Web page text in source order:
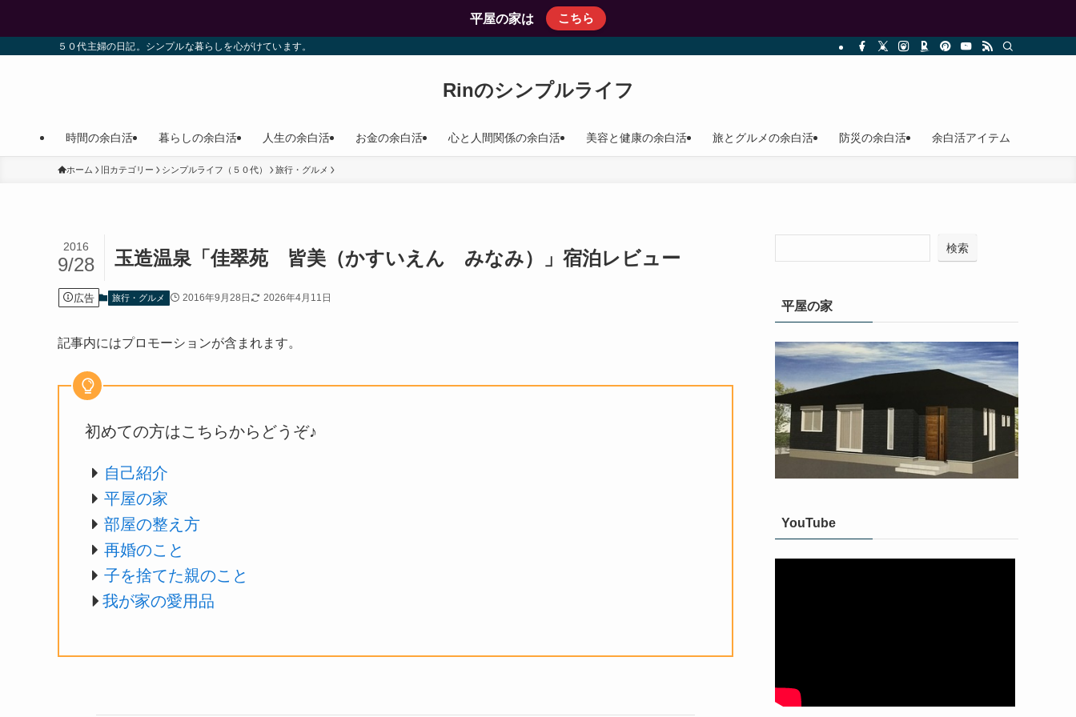
平屋の家は こちら
５０代主婦の日記。シンプルな暮らしを心がけています。
Rinのシンプルライフ
時間の余白活 暮らしの余白活 人生の余白活 お金の余白活 心と人間関係の余白活 美容と健康の余白活 旅とグルメの余白活 防災の余白活 余白活アイテム
ホーム 旧カテゴリー シンプルライフ（５０代） 旅行・グルメ
玉造温泉「佳翠苑 皆美（かすいえん みなみ）」宿泊レビュー
2016
9/28
広告 旅行・グルメ 2016年9月28日 2026年4月11日
記事内にはプロモーションが含まれます。
初めての方はこちらからどうぞ♪
自己紹介
平屋の家
部屋の整え方
再婚のこと
子を捨てた親のこと
我が家の愛用品
検索
平屋の家
YouTube